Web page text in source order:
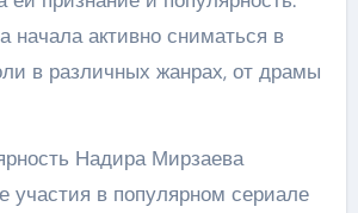
начала активно сниматься в
в различных жанрах, от драмы
Надира Мирзаева
участия в популярном сериале